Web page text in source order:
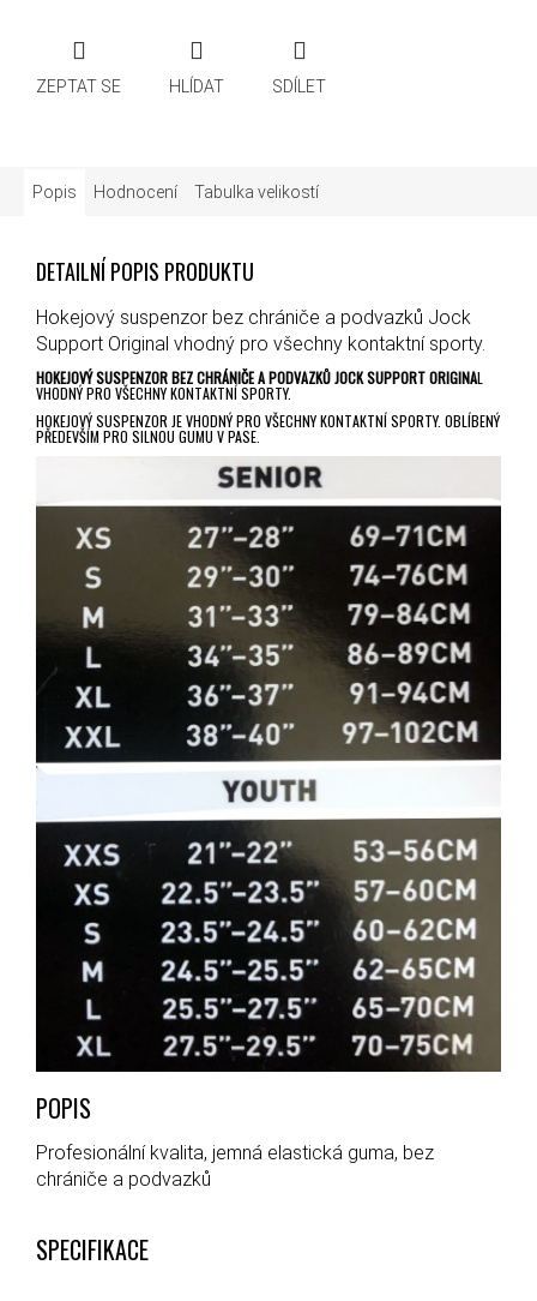
ZEPTAT SE HLÍDAT SDÍLET
Popis Hodnocení Tabulka velikostí
DETAILNÍ POPIS PRODUKTU
Hokejový suspenzor bez chrániče a podvazků Jock
Support Original vhodný pro všechny kontaktní sporty.
HOKEJOVÝ SUSPENZOR BEZ CHRÁNIČE A PODVAZKŮ JOCK SUPPORT ORIGINAL
VHODNÝ PRO VŠECHNY KONTAKTNÍ SPORTY.
HOKEJOVÝ SUSPENZOR JE VHODNÝ PRO VŠECHNY KONTAKTNÍ SPORTY. OBLÍBENÝ
PŘEDEVŠÍM PRO SILNOU GUMU V PASE.
POPIS
Profesionální kvalita, jemná elastická guma, bez
chrániče a podvazků
SPECIFIKACE